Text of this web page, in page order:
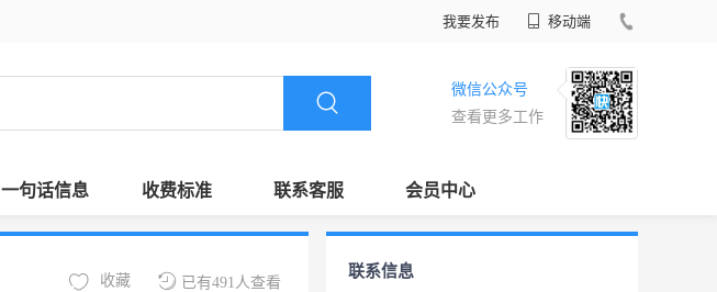
我要发布 移动端
微信公众号
查看更多工作
一句话信息 收费标准 联系客服 会员中心
已有491人查看
收藏
联系信息